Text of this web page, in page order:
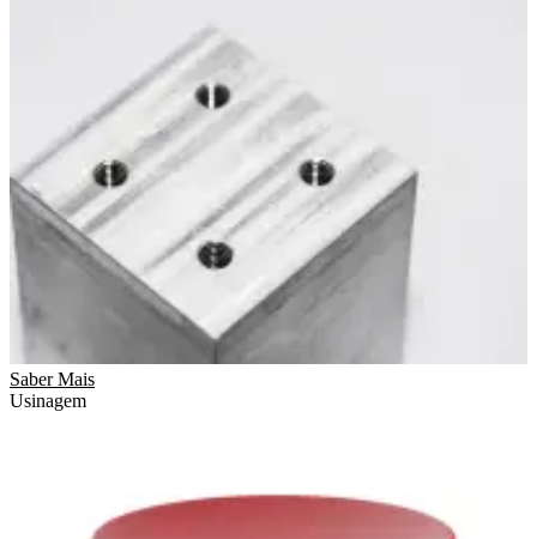
Saber Mais
Usinagem